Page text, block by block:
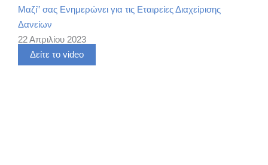
Μαζί” σας Ενημερώνει για τις Εταιρείες Διαχείρισης
Δανείων
22 Απριλίου 2023
Δείτε το video